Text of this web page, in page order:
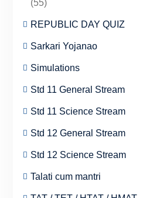
(55)
REPUBLIC DAY QUIZ
Sarkari Yojanao
Simulations
Std 11 General Stream
Std 11 Science Stream
Std 12 General Stream
Std 12 Science Stream
Talati cum mantri